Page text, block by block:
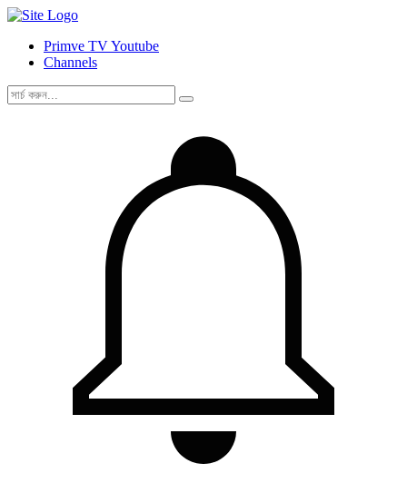
Primve TV Youtube
Channels